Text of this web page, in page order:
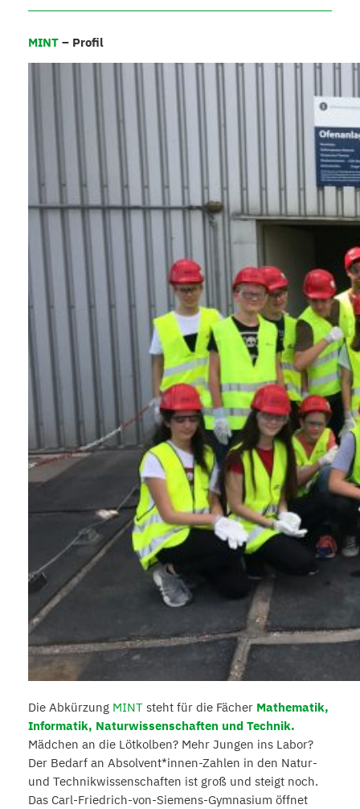
MINT – Profil
Die Abkürzung MINTsteht für die Fächer Mathematik,
Informatik, Naturwissenschaften und Technik.
Mädchen an die Lötkolben? Mehr Jungen ins Labor?
Der Bedarf an Absolvent*innen-Zahlen in den Natur-
und Technikwissenschaften ist groß und steigt noch.
Das Carl-Friedrich-von-Siemens-Gymnasium öffnet